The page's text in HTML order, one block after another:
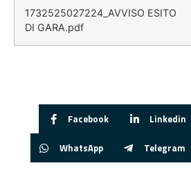
1732525027224_AVVISO ESITO
DI GARA.pdf
Facebook Linkedin
WhatsApp Telegram